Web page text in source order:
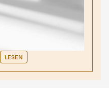
LESEN